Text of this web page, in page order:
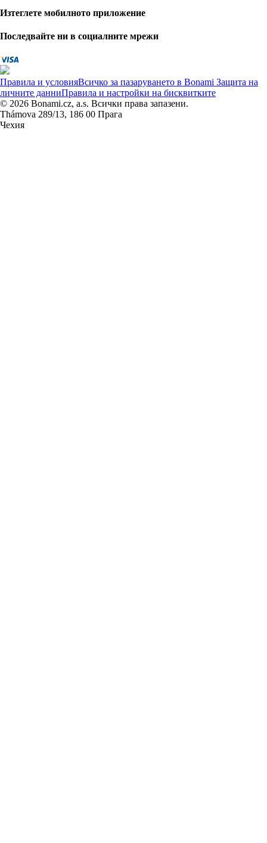
Изтеглете мобилното приложение
Последвайте ни в социалните мрежи
Правила и условияВсичко за пазаруването в Bonami Защита на
личните данниПравила и настройки на бисквитките
© 2026 Bonami.cz, a.s. Всички права запазени.
Thámova 289/13, 186 00 Прага
Чехия